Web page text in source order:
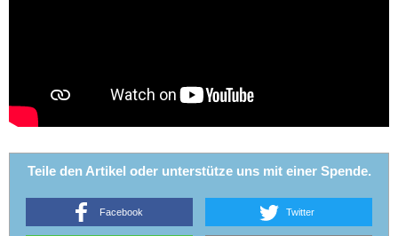
Teile den Artikel oder unterstütze uns mit einer Spende.
Facebook Twitter